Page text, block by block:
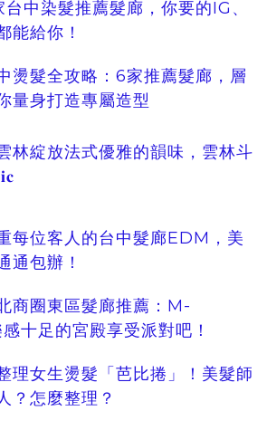
台中染髮推薦髮廊，你要的IG、
能給你！
燙髮全攻略：6家推薦髮廊，層
量身打造專屬造型
林綻放法式優雅的韻味，雲林斗
每位客人的台中髮廊EDM，美
通包辦！
商圈東區髮廊推薦：M-
十足的宮殿享受派對吧！
理女生燙髮「芭比捲」！美髮師
？怎麼整理？